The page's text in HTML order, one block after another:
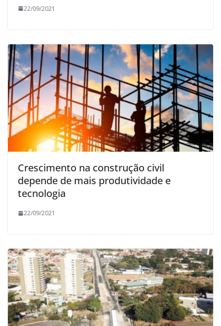
22/09/2021
Crescimento na construção civil
depende de mais produtividade e
tecnologia
22/09/2021